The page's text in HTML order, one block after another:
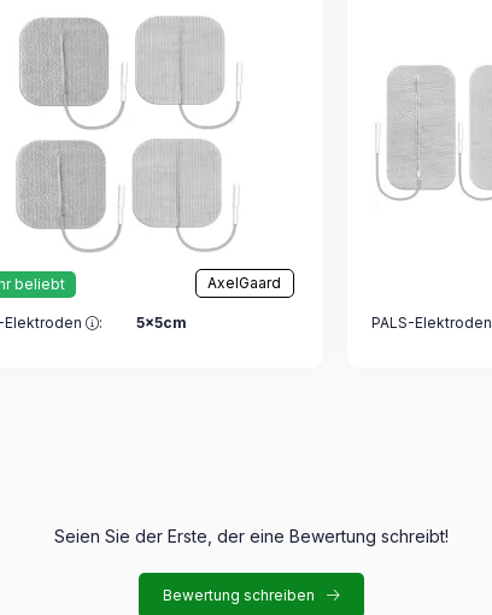
beliebt AxelGaard
Elektroden : 5x5cm PALS-Elektroden
Seien Sie der Erste, der eine Bewertung schreibt!
Bewertung schreiben